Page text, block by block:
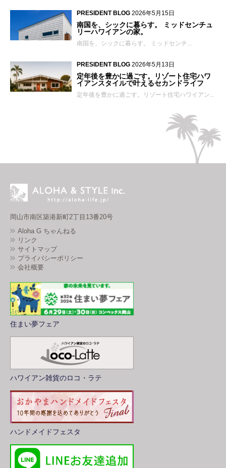
PRESIDENT BLOG 2026年5月15日
南国を、シックに暮らす。 ミッドセンチュ
リーハワイアンの家。
南国を、シックに暮らす。 ミッドセンチ...
PRESIDENT BLOG 2026年5月13日
定年後を豊かに過ごす。リゾート住宅ハワ
イアンスタイルで叶えるセカンドライフ
定年後を豊かに過ごす。リゾート住宅ハワイアン...
岡山市南区築港新町2丁目13番20号
Aloha G ちゃんねる
リンク
サイトマップ
プライバシーポリシー
会社概要
住まい夢フェア
ハワイアン雑貨のロコ・ラテ
ハンドメイドフェスタ